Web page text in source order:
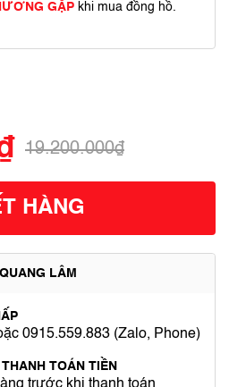
GẶP khi mua đồng hồ.
19.200.000₫
HÀNG
LÂM
0915.559.883 (Zalo, Phone)
TOÁN TIỀN